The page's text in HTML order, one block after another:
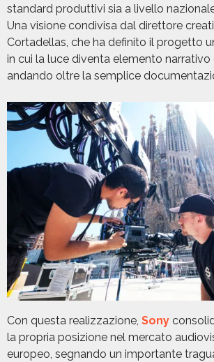
standard produttivi sia a livello
Una visione condivisa dal direttore
Cortadellas, che ha definito il progetto
in cui la luce diventa elemento narrativo
andando oltre la semplice
Con questa realizzazione, Sony
la propria posizione nel mercato
europeo, segnando un importante